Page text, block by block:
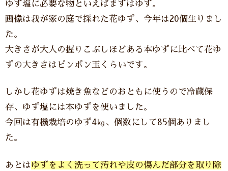
ゆず塩に必要な物といえばまずはゆず。
画像は我が家の庭で採れた花ゆず、今年は20個生りまし
た。
大きさが大人の握りこぶしほどある本ゆずに比べて花ゆ
ずの大きさはピンポン玉くらいです。
しかし花ゆずは焼き魚などのおともに使うので冷蔵保
存、ゆず塩には本ゆずを使いました。
今回は有機栽培のゆず4㎏、個数にして85個ありまし
た。
あとはゆずをよく洗って汚れや皮の傷んだ部分を取り除